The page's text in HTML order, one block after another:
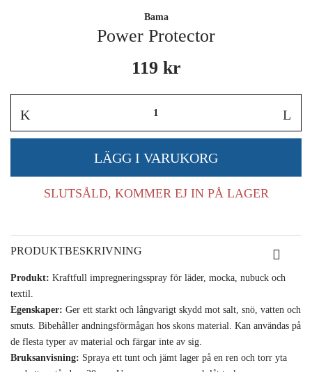
Bama
Power Protector
119 kr
SLUTSÅLD, KOMMER EJ IN PÅ LAGER
PRODUKTBESKRIVNING
Produkt: Kraftfull impregneringsspray för läder, mocka, nubuck och
textil.
Egenskaper: Ger ett starkt och långvarigt skydd mot salt, snö, vatten och
smuts. Bibehåller andningsförmågan hos skons material. Kan användas på
de flesta typer av material och färgar inte av sig.
Bruksanvisning: Spraya ett tunt och jämt lager på en ren och torr yta